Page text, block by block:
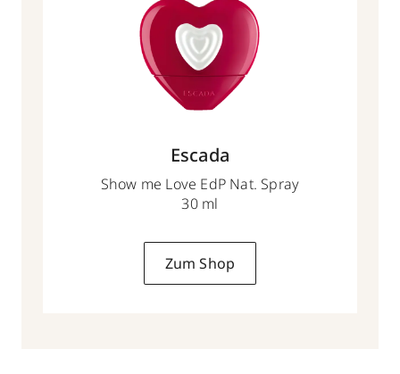
Escada
Show me Love EdP Nat. Spray
30 ml
Zum Shop